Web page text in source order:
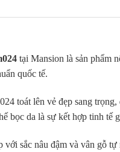
tại Mansion là sản phẩm
quốc tế.
toát lên vẻ đẹp sang
bọc da là sự kết hợp tinh tế
với sắc nâu đậm và vân gỗ